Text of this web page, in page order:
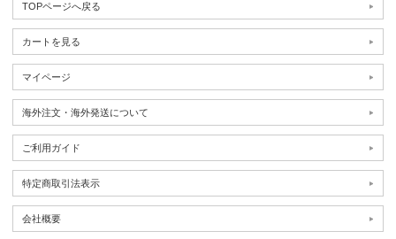
TOPページへ戻る
カートを見る
マイページ
海外注文・海外発送について
ご利用ガイド
特定商取引法表示
会社概要